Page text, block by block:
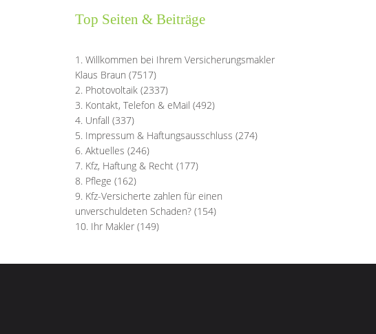
Top Seiten & Beiträge
Willkommen bei Ihrem Versicherungsmakler
Klaus Braun (7517)
Photovoltaik (2337)
Kontakt, Telefon & eMail (492)
Unfall (337)
Impressum & Haftungsausschluss (274)
Aktuelles (246)
Kfz, Haftung & Recht (177)
Pflege (162)
Kfz-Versicherte zahlen für einen
unverschuldeten Schaden? (154)
Ihr Makler (149)